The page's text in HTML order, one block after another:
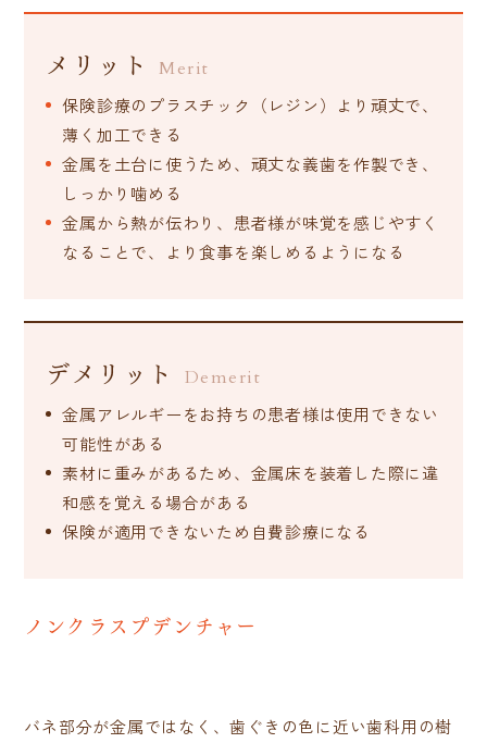
メリット Merit
保険診療のプラスチック（レジン）より頑丈で、
薄く加工できる
金属を土台に使うため、頑丈な義歯を作製でき、
しっかり噛める
金属から熱が伝わり、患者様が味覚を感じやすく
なることで、より食事を楽しめるようになる
デメリット Demerit
金属アレルギーをお持ちの患者様は使用できない
可能性がある
素材に重みがあるため、金属床を装着した際に違
和感を覚える場合がある
保険が適用できないため自費診療になる
ノンクラスプデンチャー
バネ部分が金属ではなく、歯ぐきの色に近い歯科用の樹